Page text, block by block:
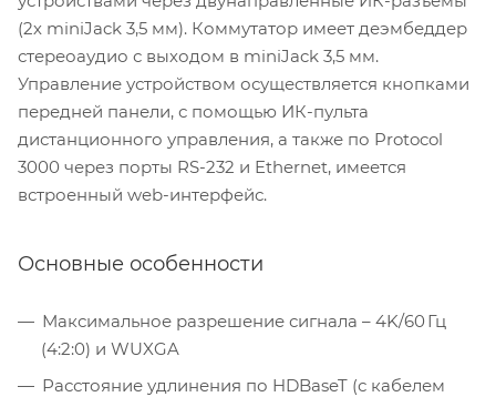
(2х miniJack 3,5 мм). Коммутатор имеет деэмбеддер
стереоаудио с выходом в miniJack 3,5 мм.
Управление устройством осуществляется кнопками
передней панели, с помощью ИК-пульта
дистанционного управления, а также по Protocol
3000 через порты RS-232 и Ethernet, имеется
встроенный web-интерфейс.
Основные особенности
Максимальное разрешение сигнала – 4K/60 Гц
(4:2:0) и WUXGA
Расстояние удлинения по HDBaseT (с кабелем